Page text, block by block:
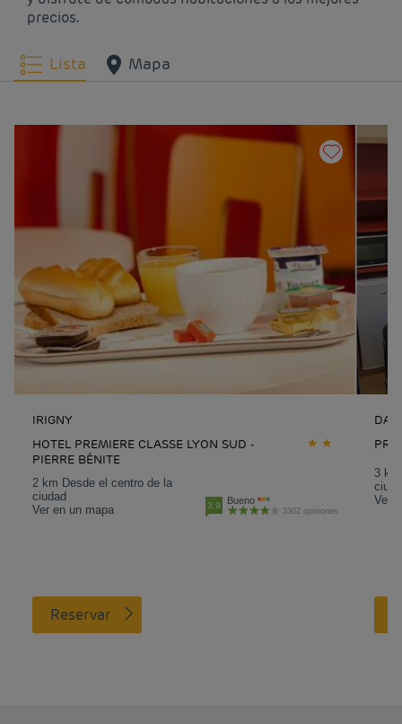
precios.
Lista Mapa
IRIGNY
HOTEL PREMIERE CLASSE LYON SUD -
PIERRE BÉNITE
2 km Desde el centro de la
ciudad
Ver en un mapa
3.9 Bueno
3302 opiniones
Reservar
3
Ver